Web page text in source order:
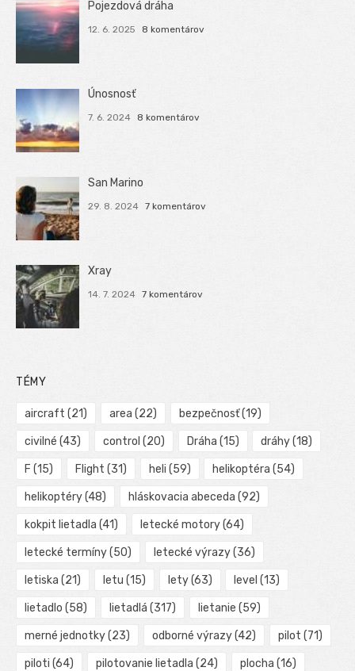
Pojezdová dráha
12. 6. 2025 8 komentárov
Únosnosť
7. 6. 2024 8 komentárov
San Marino
29. 8. 2024 7 komentárov
Xray
14. 7. 2024 7 komentárov
TÉMY
aircraft (21) area (22) bezpečnosť(19)
civilné (43) control (20) Dráha (15) dráhy(18)
F (15) Flight (31) heli (59) helikoptéra (54)
helikoptéry(48) hláskovacia abeceda (92)
kokpit lietadla (41) letecké motory(64)
letecké termíny(50) letecké výrazy(36)
letiska (21) letu (15) lety(63) level (13)
lietadlo (58) lietadlá (317) lietanie (59)
merné jednotky(23) odborné výrazy(42) pilot (71)
piloti (64) pilotovanie lietadla (24) plocha (16)